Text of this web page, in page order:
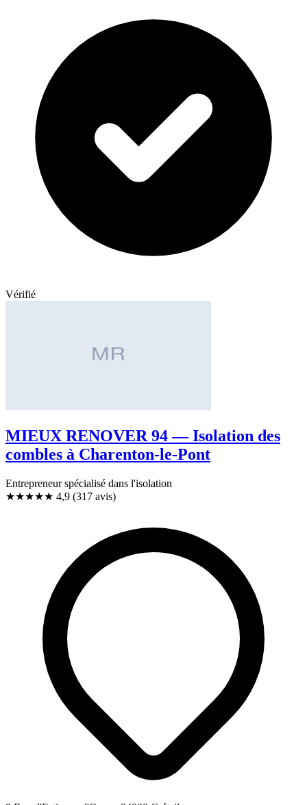
Vérifié
MIEUX RENOVER 94 — Isolation des
combles à Charenton-le-Pont
Entrepreneur spécialisé dans l'isolation
★★★★★ 4,9 (317 avis)